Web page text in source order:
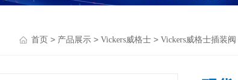
首页 > 产品展示 > Vickers威格士 > Vickers威格士插装阀